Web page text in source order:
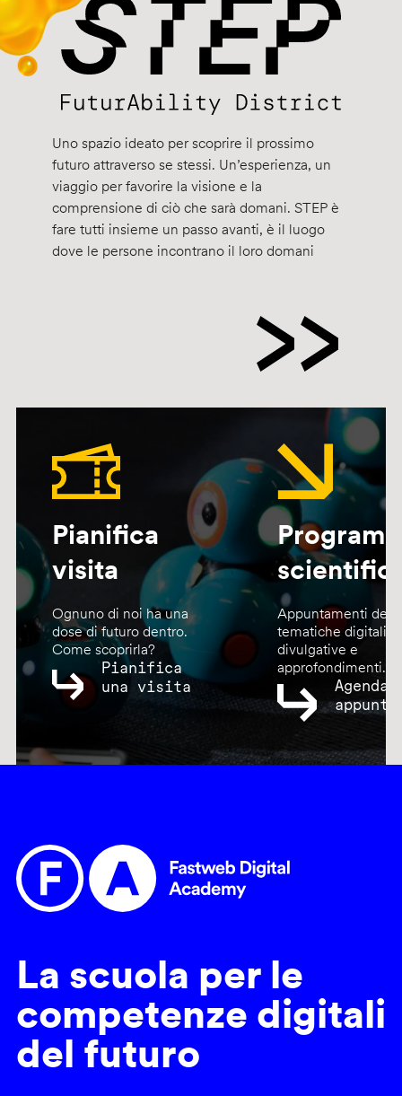
Uno spazio ideato per scoprire il prossimo
futuro attraverso se stessi. Un’esperienza, un
viaggio per favorire la visione e la
comprensione di ciò che sarà domani. STEP è
fare tutti insieme un passo avanti, è il luogo
dove le persone incontrano il loro domani
Pianifica
visita
Ognuno di noi ha una
dose di futuro dentro.
Come scoprirla?
Pianifica
una visita
Appuntamenti
tematiche digitali,
divulgative e
approfondimenti.
Agenda
La scuola per le
competenze digitali
del futuro